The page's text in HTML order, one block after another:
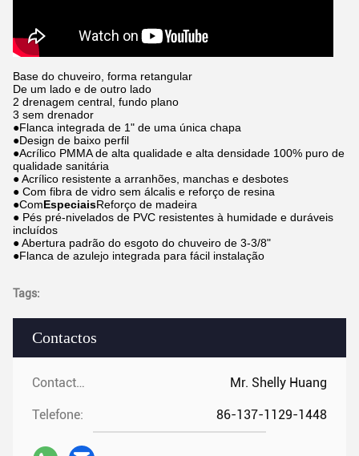
Contactos
Contactos: Mr. Shelly Huang
Telefone: 86-137-1129-1448
Base do chuveiro, forma retangular
De um lado e de outro lado
2 drenagem central, fundo plano
3 sem drenador
●Flanca integrada de 1" de uma única chapa
●Design de baixo perfil
●Acrílico PMMA de alta qualidade e alta densidade 100% puro de
qualidade sanitária
● Acrílico resistente a arranhões, manchas e desbotes
● Com fibra de vidro sem álcalis e reforço de resina
●ComEspeciaisReforço de madeira
● Pés pré-nivelados de PVC resistentes à humidade e duráveis
incluídos
● Abertura padrão do esgoto do chuveiro de 3-3/8"
●Flanca de azulejo integrada para fácil instalação
Tags: